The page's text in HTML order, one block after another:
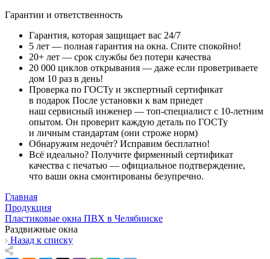
Гарантии и ответственность
Гарантия, которая защищает вас 24/7
5 лет — полная гарантия на окна. Спите спокойно!
20+ лет — срок службы без потери качества
20 000 циклов открывания — даже если проветриваете
дом 10 раз в день!
Проверка по ГОСТу и экспертный сертификат
в подарок После установки к вам приедет
наш сервисный инженер — топ-специалист с 10-летним
опытом. Он проверит каждую деталь по ГОСТу
и личным стандартам (они строже норм)
Обнаружим недочёт? Исправим бесплатно!
Всё идеально? Получите фирменный сертификат
качества с печатью — официальное подтверждение,
что ваши окна смонтированы безупречно.
Главная
Продукция
Пластиковые окна ПВХ в Челябинске
Раздвижные окна
Назад к списку